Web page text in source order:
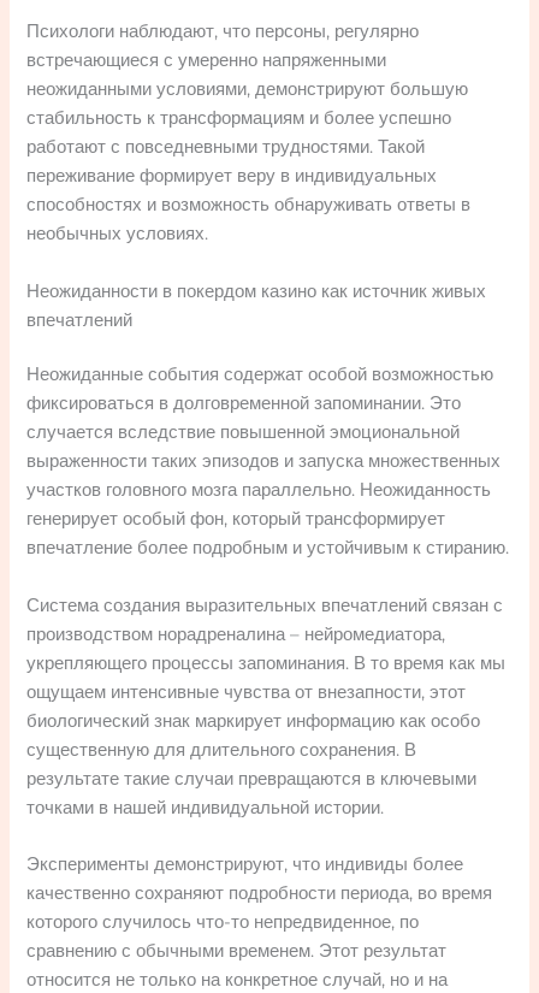
Психологи наблюдают, что персоны, регулярно
встречающиеся с умеренно напряженными
неожиданными условиями, демонстрируют большую
стабильность к трансформациям и более успешно
работают с повседневными трудностями. Такой
переживание формирует веру в индивидуальных
способностях и возможность обнаруживать ответы в
необычных условиях.
Неожиданности в покердом казино как источник живых
впечатлений
Неожиданные события содержат особой возможностью
фиксироваться в долговременной запоминании. Это
случается вследствие повышенной эмоциональной
выраженности таких эпизодов и запуска множественных
участков головного мозга параллельно. Неожиданность
генерирует особый фон, который трансформирует
впечатление более подробным и устойчивым к стиранию.
Система создания выразительных впечатлений связан с
производством норадреналина – нейромедиатора,
укрепляющего процессы запоминания. В то время как мы
ощущаем интенсивные чувства от внезапности, этот
биологический знак маркирует информацию как особо
существенную для длительного сохранения. В
результате такие случаи превращаются в ключевыми
точками в нашей индивидуальной истории.
Эксперименты демонстрируют, что индивиды более
качественно сохраняют подробности периода, во время
которого случилось что-то непредвиденное, по
сравнению с обычными временем. Этот результат
относится не только на конкретное случай, но и на